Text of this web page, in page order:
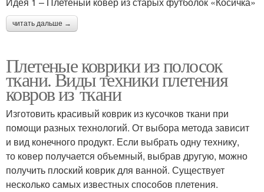
читать дальше →
Плетеные коврики из полосок
ткани. Виды техники плетения
ковров из ткани
Изготовить красивый коврик из кусочков ткани при
помощи разных технологий. От выбора метода зависит
и вид конечного продукт. Если выбрать одну технику,
то ковер получается объемный, выбрав другую, можно
получить плоский коврик для ванной. Существует
несколько самых известных способов плетения.